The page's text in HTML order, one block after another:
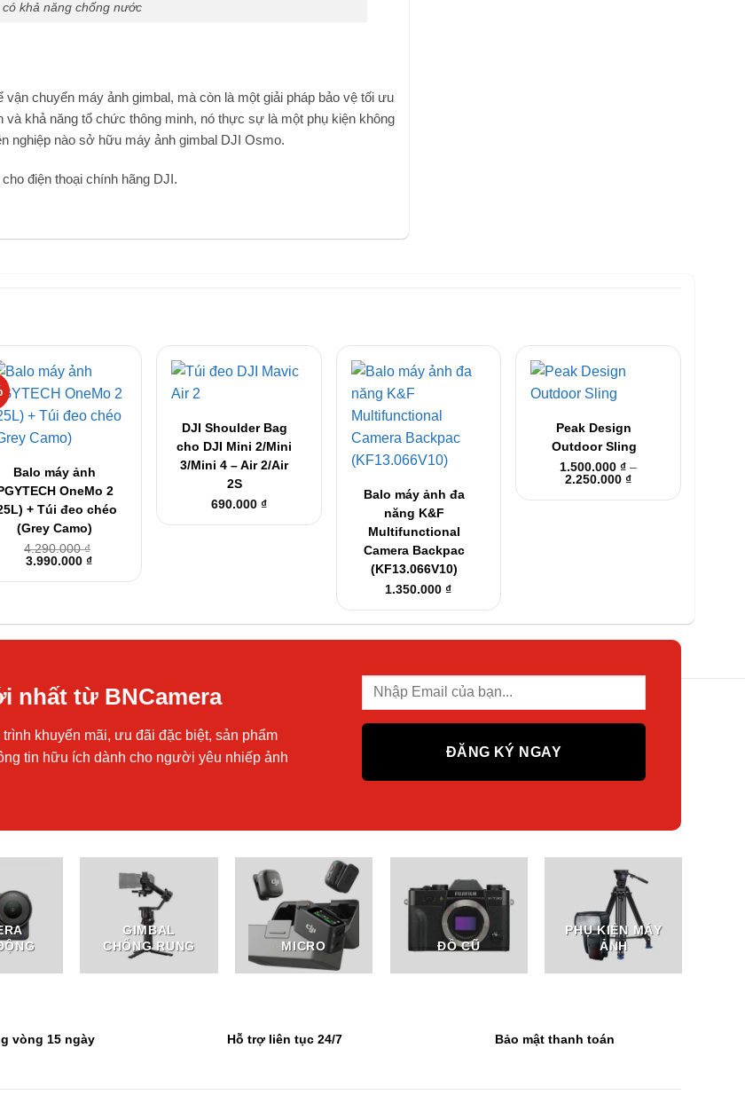
khả năng chống nước
chuyển máy ảnh gimbal, mà còn là một giải pháp bảo vệ tối ưu
khả năng tổ chức thông minh, nó thực sự là một phụ kiện không
nghiệp nào sở hữu máy ảnh gimbal DJI Osmo.
điện thoại chính hãng DJI.
+
Balo máy ảnh
OneMo 2
+ Túi đeo chéo
(Grey Camo)
4.290.000₫
Giá
là:
3.990.000₫Giá
tại
+
DJI Shoulder Bag
cho DJI Mini 2/Mini
3/Mini 4 – Air 2/Air
2S
690.000 ₫
+
Balo máy ảnh đa
năng K&F
Multifunctional
Camera Backpac
(KF13.066V10)
1.350.000₫
+
Peak Design
Outdoor Sling
1.500.000₫ –
2.250.000₫Khoảng
từ
nhất từ BNCamera
khuyến mãi, ưu đãi đặc biệt, sản phẩm
tin hữu ích dành cho người yêu nhiếp ảnh
GIMBAL
CHỐNG RUNG
MICRO ĐỒ CŨ
PHỤ KIỆN MÁY
ẢNH
vòng 15 ngày Hỗ trợ liên tục 24/7 Bảo mật thanh toán